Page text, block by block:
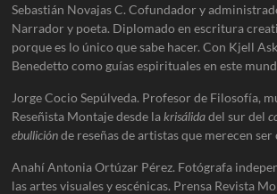
Sebastián Novajas C. Cofundador y
Narrador y poeta. Diplomado en escritura
porque es lo único que sabe hacer. Con Kjell
Benedetto como guías espirituales en este
Jorge Cocio Sepúlveda. Profesor de Filosofía,
Reseñista Montaje desde lakrisálidadel sur del
ebulliciónde reseñas de artistas que merecen ser
Anahí Antonia Ortúzar Pérez. Fotógrafa
las artes visuales y escénicas. Prensa Revista